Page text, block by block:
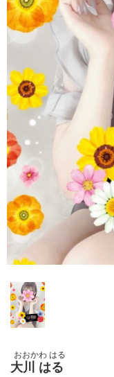
おおかわ はる
大川 はる